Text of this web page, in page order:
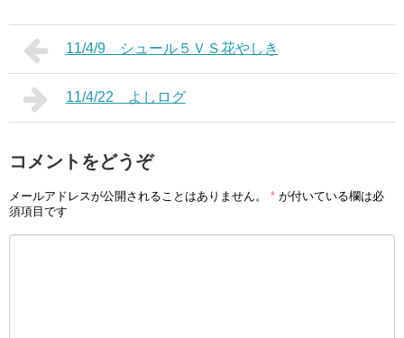
11/4/9 シュール５ＶＳ花やしき
11/4/22 よしログ
コメントをどうぞ
メールアドレスが公開されることはありません。 * が付いている欄は必
須項目です